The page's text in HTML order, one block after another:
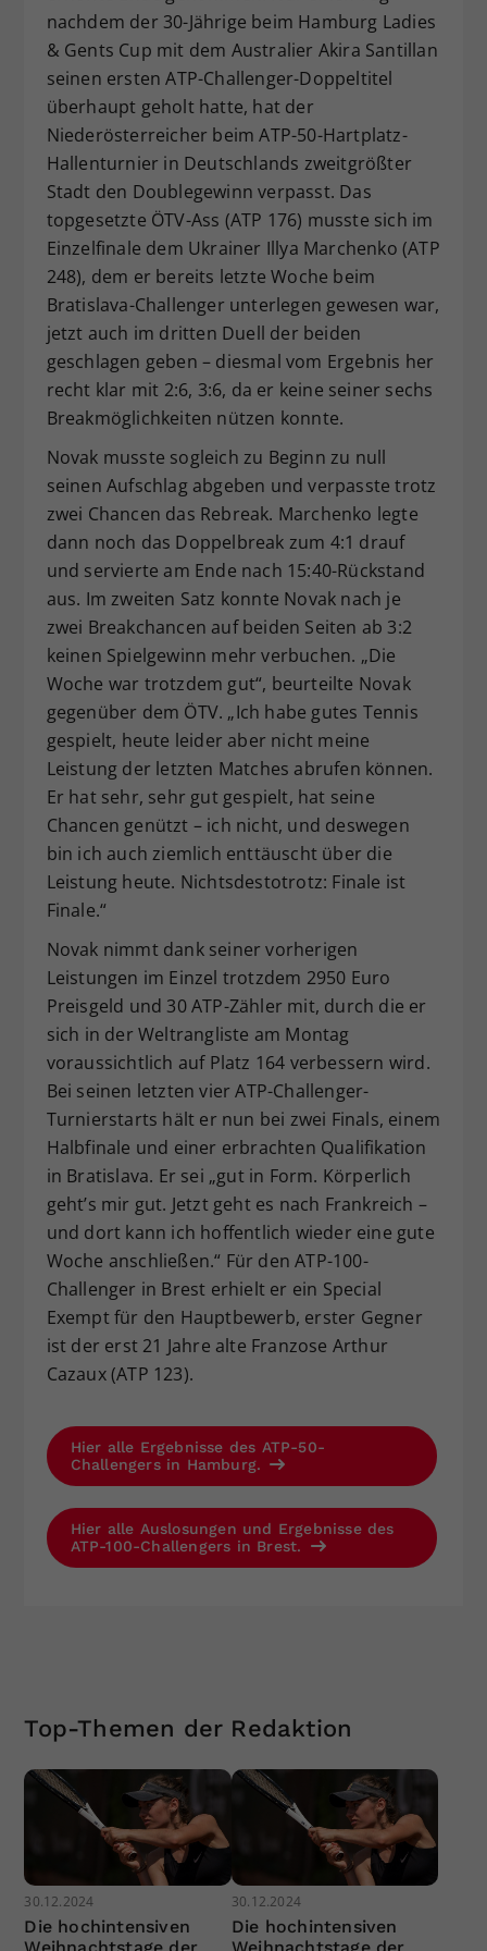
nachdem der 30-Jährige beim Hamburg Ladies
& Gents Cup mit dem Australier Akira Santillan
seinen ersten ATP-Challenger-Doppeltitel
überhaupt geholt hatte, hat der
Niederösterreicher beim ATP-50-Hartplatz-
Hallenturnier in Deutschlands zweitgrößter
Stadt den Doublegewinn verpasst. Das
topgesetzte ÖTV-Ass (ATP 176) musste sich im
Einzelfinale dem Ukrainer Illya Marchenko (ATP
248), dem er bereits letzte Woche beim
Bratislava-Challenger unterlegen gewesen war,
jetzt auch im dritten Duell der beiden
geschlagen geben – diesmal vom Ergebnis her
recht klar mit 2:6, 3:6, da er keine seiner sechs
Breakmöglichkeiten nützen konnte.
Novak musste sogleich zu Beginn zu null
seinen Aufschlag abgeben und verpasste trotz
zwei Chancen das Rebreak. Marchenko legte
dann noch das Doppelbreak zum 4:1 drauf
und servierte am Ende nach 15:40-Rückstand
aus. Im zweiten Satz konnte Novak nach je
zwei Breakchancen auf beiden Seiten ab 3:2
keinen Spielgewinn mehr verbuchen. „Die
Woche war trotzdem gut“, beurteilte Novak
gegenüber dem ÖTV. „Ich habe gutes Tennis
gespielt, heute leider aber nicht meine
Leistung der letzten Matches abrufen können.
Er hat sehr, sehr gut gespielt, hat seine
Chancen genützt – ich nicht, und deswegen
bin ich auch ziemlich enttäuscht über die
Leistung heute. Nichtsdestotrotz: Finale ist
Finale.“
Novak nimmt dank seiner vorherigen
Leistungen im Einzel trotzdem 2950 Euro
Preisgeld und 30 ATP-Zähler mit, durch die er
sich in der Weltrangliste am Montag
voraussichtlich auf Platz 164 verbessern wird.
Bei seinen letzten vier ATP-Challenger-
Turnierstarts hält er nun bei zwei Finals, einem
Halbfinale und einer erbrachten Qualifikation
in Bratislava. Er sei „gut in Form. Körperlich
geht’s mir gut. Jetzt geht es nach Frankreich –
und dort kann ich hoffentlich wieder eine gute
Woche anschließen.“ Für den ATP-100-
Challenger in Brest erhielt er ein Special
Exempt für den Hauptbewerb, erster Gegner
ist der erst 21 Jahre alte Franzose Arthur
Cazaux (ATP 123).
Hier alle Ergebnisse des ATP-50-
Challengers in Hamburg.
Hier alle Auslosungen und Ergebnisse des
ATP-100-Challengers in Brest.
Top-Themen der Redaktion
30.12.2024
Die hochintensiven
30.12.2024
Die hochintensiven
Zweck
Dieser Wert speichert Ihre Consent-
Einstellungen. Unter anderem eine
zufällig generierte ID, für die
historische Speicherung Ihrer
vorgenommen Einstellungen, falls der
Webseiten-Betreiber dies eingestellt
hat.